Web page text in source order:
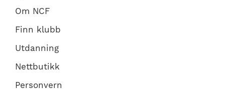
Om NCF
Finn klubb
Utdanning
Nettbutikk
Personvern